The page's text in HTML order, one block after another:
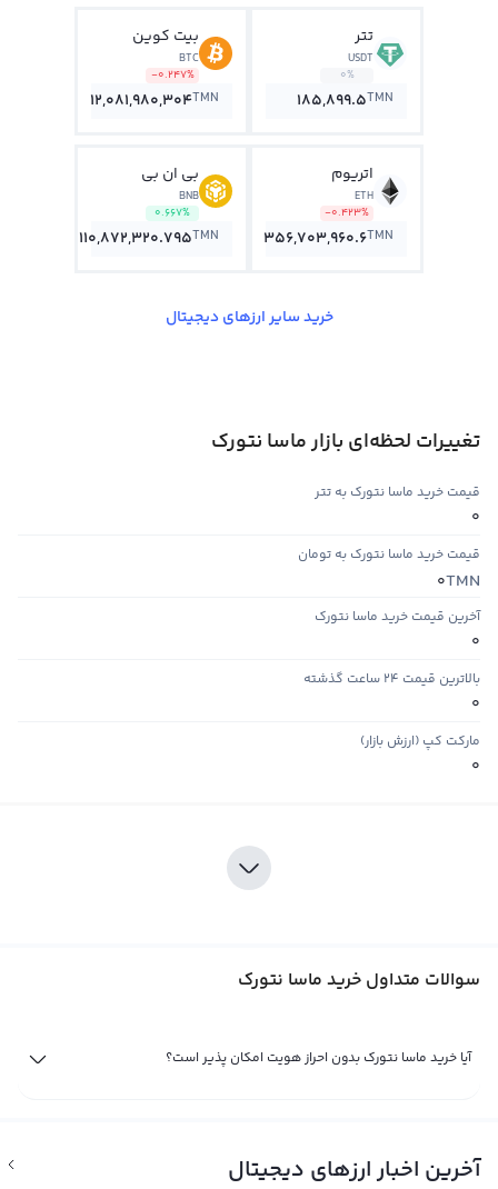
تتر
USDT
0%
185,899.5TMN
بیت کوین
BTC
-0.247%
12,081,980,304TMN
اتریوم
ETH
-0.423%
356,703,960.6TMN
بی ان بی
BNB
0.667%
110,872,320.795TMN
خرید سایر ارزهای دیجیتال
تغییرات لحظه‌ای بازار ماسا نتورک
قیمت خرید ماسا نتورک به تتر
0
قیمت خرید ماسا نتورک به تومان
TMN
0
آخرین قیمت خرید ماسا نتورک
0
بالاترین قیمت ۲۴ ساعت گذشته
0
مارکت کپ (ارزش بازار)
0
سوالات متداول خرید ماسا نتورک
آیا خرید ماسا نتورک بدون احراز هویت امکان پذیر است؟
آخرین اخبار ارزهای دیجیتال